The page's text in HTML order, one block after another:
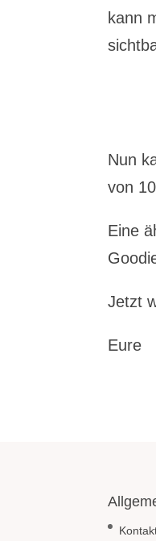
kann
Nun
von
Eine
Jetzt
Eure